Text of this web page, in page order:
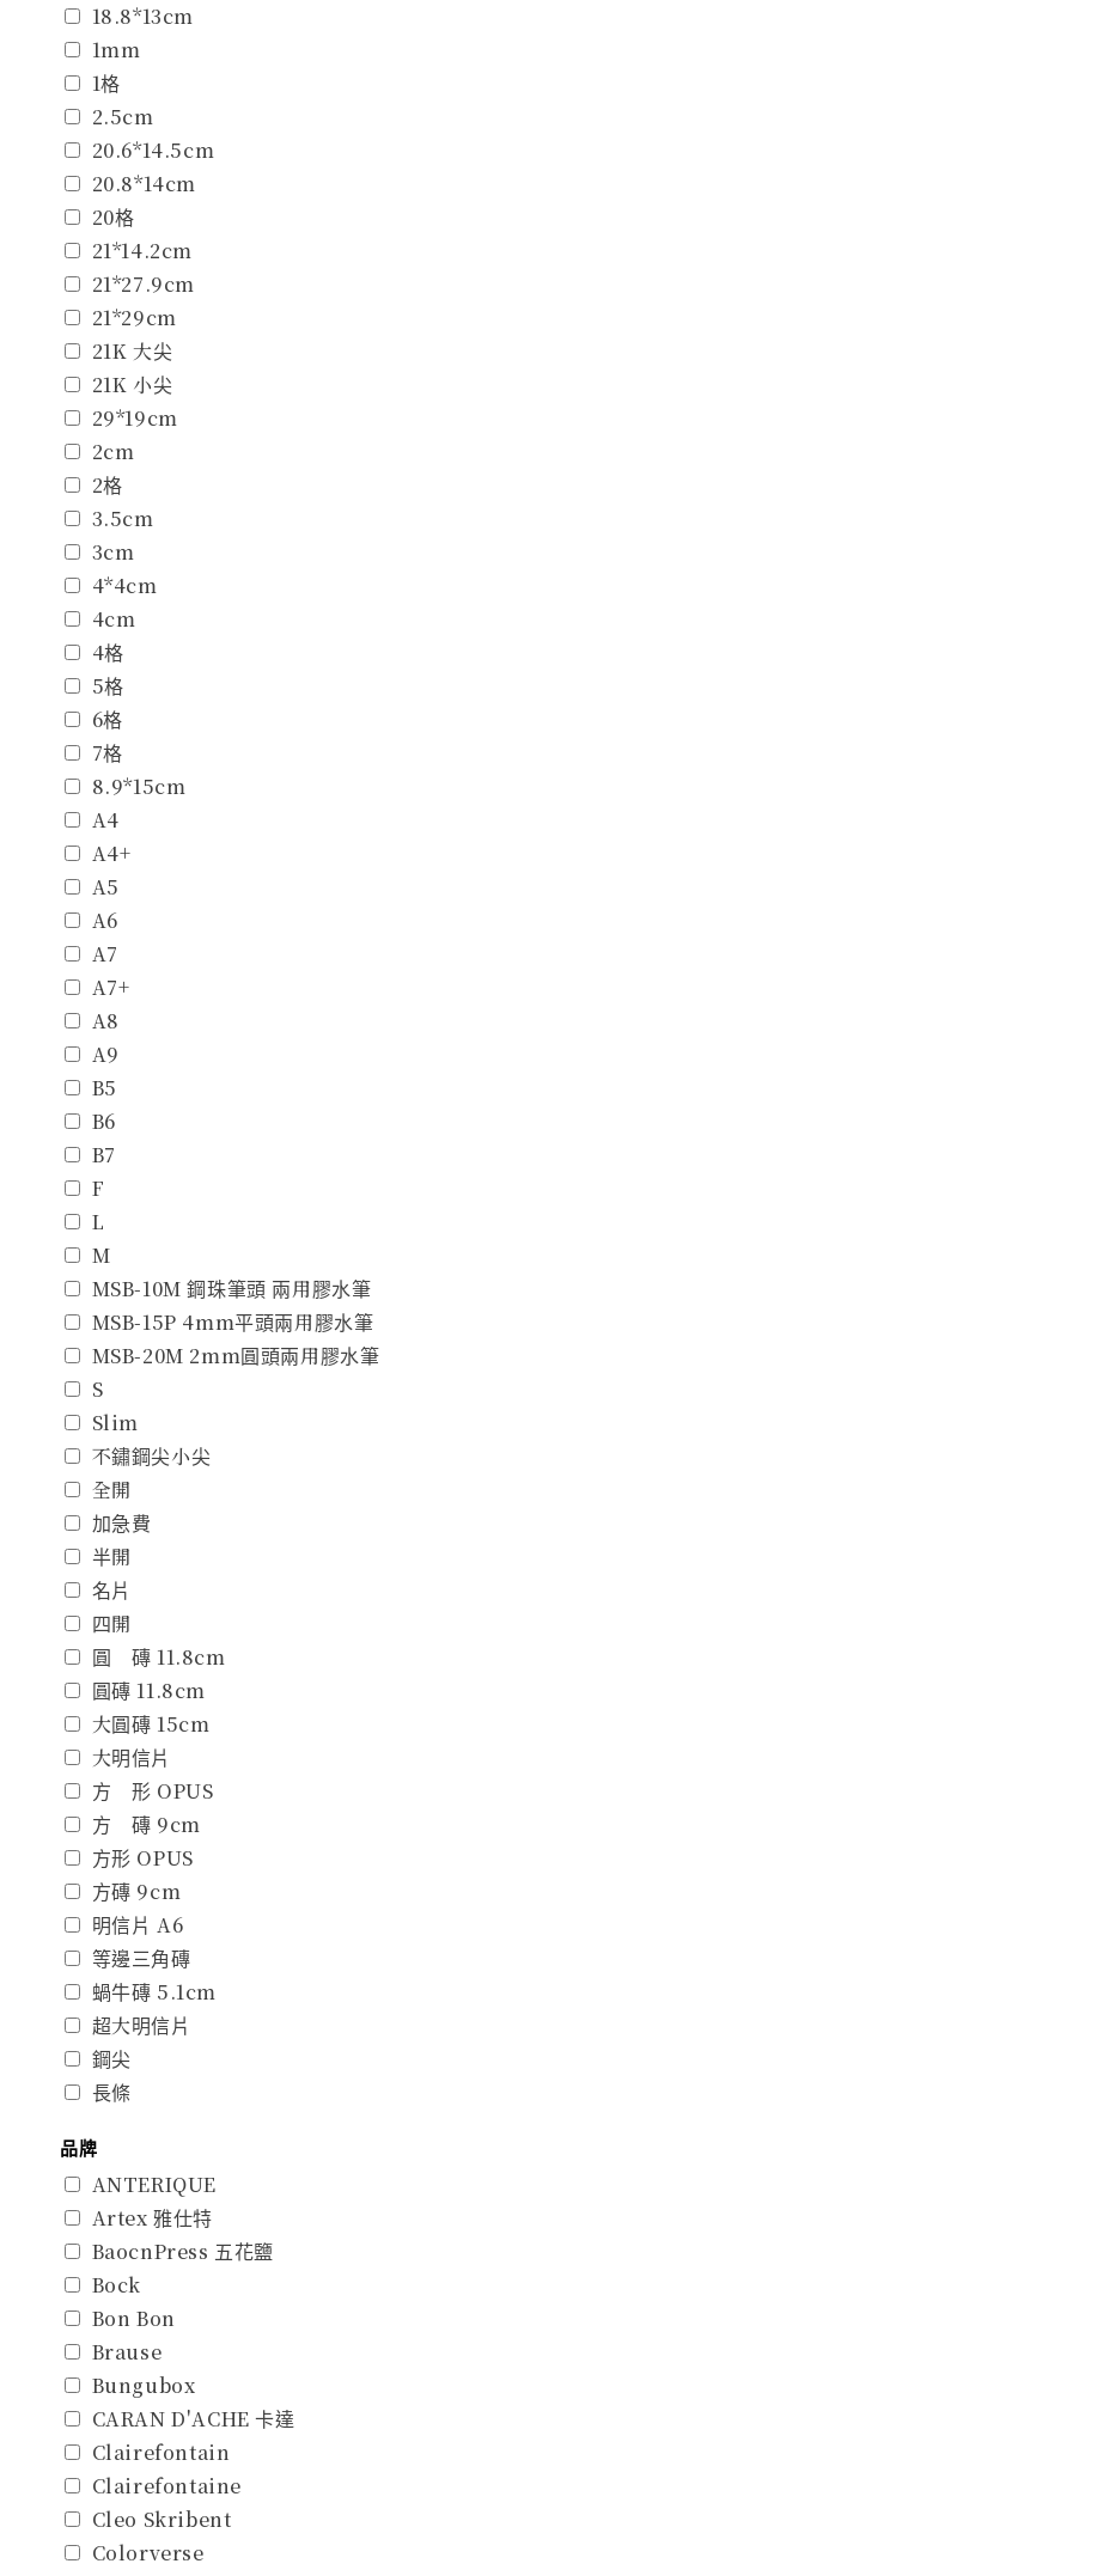
18.8*13cm
1mm
1格
2.5cm
20.6*14.5cm
20.8*14cm
20格
21*14.2cm
21*27.9cm
21*29cm
21K 大尖
21K 小尖
29*19cm
2cm
2格
3.5cm
3cm
4*4cm
4cm
4格
5格
6格
7格
8.9*15cm
A4
A4+
A5
A6
A7
A7+
A8
A9
B5
B6
B7
F
L
M
MSB-10M 鋼珠筆頭 兩用膠水筆
MSB-15P 4mm平頭兩用膠水筆
MSB-20M 2mm圓頭兩用膠水筆
S
Slim
不鏽鋼尖小尖
全開
加急費
半開
名片
四開
圓 磚 11.8cm
圓磚 11.8cm
大圓磚 15cm
大明信片
方 形 OPUS
方 磚 9cm
方形 OPUS
方磚 9cm
明信片 A6
等邊三角磚
蝸牛磚 5.1cm
超大明信片
鋼尖
長條
品牌
ANTERIQUE
Artex 雅仕特
BaocnPress 五花鹽
Bock
Bon Bon
Brause
Bungubox
CARAN D'ACHE 卡達
Clairefontain
Clairefontaine
Cleo Skribent
Colorverse